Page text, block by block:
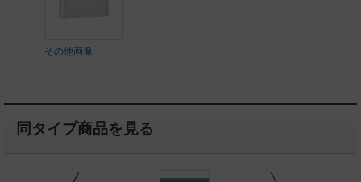
その他画像
同タイプ商品を見る